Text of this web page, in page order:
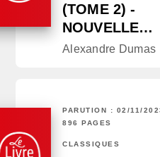
(TOME 2) -
NOUVELLE…
Alexandre Dumas
PARUTION : 02/11/
896 PAGES
CLASSIQUES